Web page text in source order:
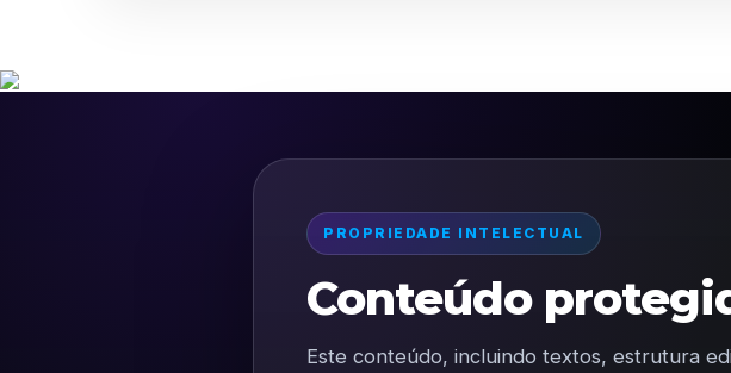
PROPRIEDADE INTELECTUAL
Conteúdo
Este conteúdo, incluindo textos, estrutura